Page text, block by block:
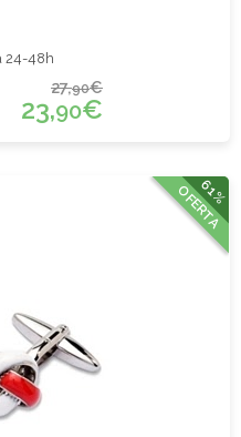
24-48h
27,90€
23,90€
61%
OFERTA